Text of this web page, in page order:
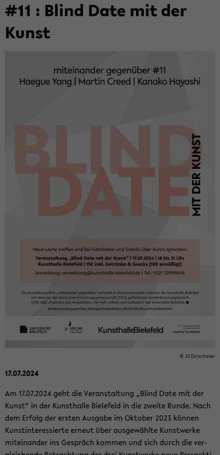
#11 : Blind Date mit der
Kunst
© Jil Dir­schau­er
17.07.2024
Am 17.07.2024 geht die Ver­an­stal­tung „Blind Date mit der
Kunst“ in der Kunst­hal­le Bie­le­feld in die zwei­te Runde. Nach
dem Er­folg der ers­ten Aus­ga­be im Ok­to­ber 2023 kön­nen
Kunst­in­ter­es­sier­te er­neut über aus­ge­wähl­te Kunst­wer­ke
mit­ein­an­der ins Ge­spräch kom­men und sich durch die ver­